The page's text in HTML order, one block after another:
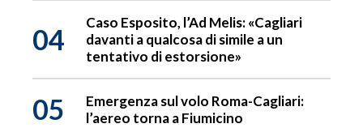
04
Caso Esposito, l’Ad Melis: «Cagliari
davanti a qualcosa di simile a un
tentativo di estorsione»
05
Emergenza sul volo Roma-Cagliari:
l’aereo torna a Fiumicino